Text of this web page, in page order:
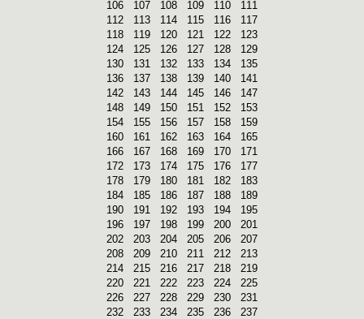
106
107 108 109 110
111
112
113 114 115 116
117
118
119 120 121 122
123
124
125 126 127 128
129
130
131 132 133 134
135
136
137 138 139 140
141
142
143 144 145 146
147
148
149 150 151 152
153
154
155 156 157 158
159
160
161 162 163 164
165
166
167 168 169 170
171
172
173 174 175 176
177
178
179 180 181 182
183
184
185 186 187 188
189
190
191 192 193 194
195
196
197 198 199 200
201
202
203 204 205 206
207
208
209 210 211 212
213
214
215 216 217 218
219
220
221 222 223 224
225
226
227 228 229 230
231
232
233 234 235 236
237